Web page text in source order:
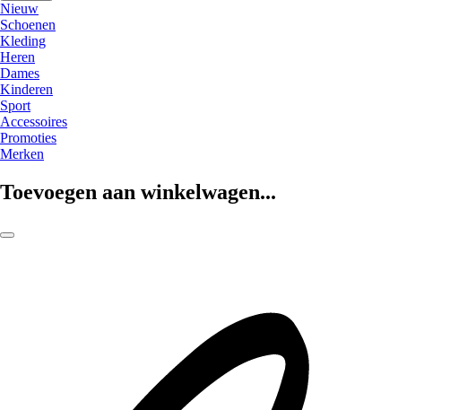
Nieuw
Schoenen
Kleding
Heren
Dames
Kinderen
Sport
Accessoires
Promoties
Merken
Toevoegen aan winkelwagen...